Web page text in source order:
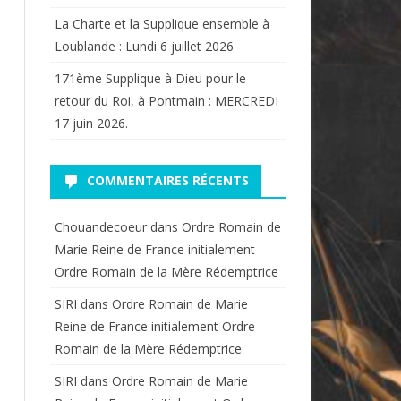
La Charte et la Supplique ensemble à
Loublande : Lundi 6 juillet 2026
171ème Supplique à Dieu pour le
retour du Roi, à Pontmain : MERCREDI
17 juin 2026.
COMMENTAIRES RÉCENTS
Chouandecoeurdans Ordre Romain de
Marie Reine de France initialement
Ordre Romain de la Mère Rédemptrice
SIRI dans Ordre Romain de Marie
Reine de France initialement Ordre
Romain de la Mère Rédemptrice
SIRI dans Ordre Romain de Marie